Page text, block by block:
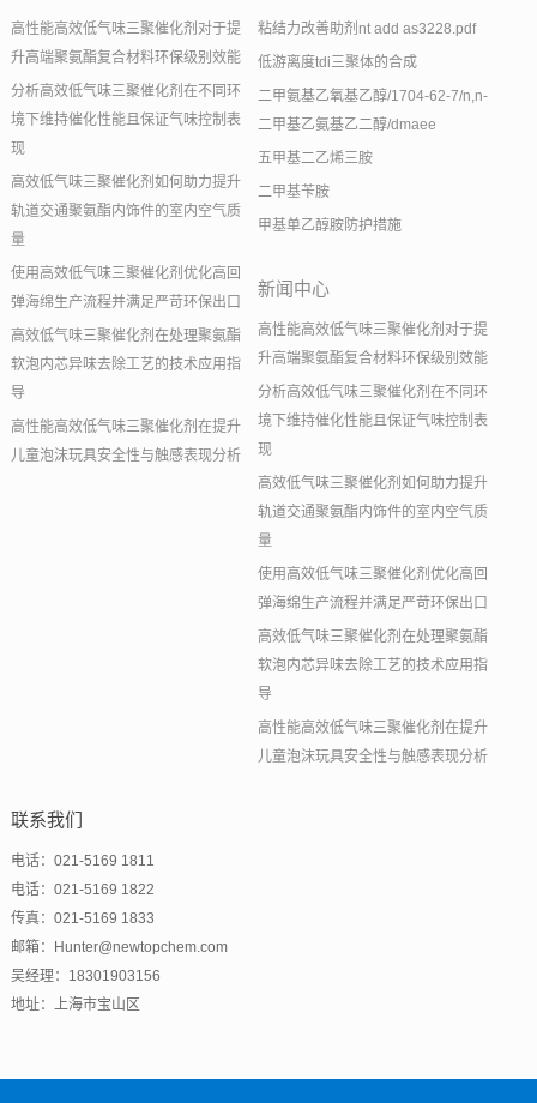
高性能高效低气味三聚催化剂对于提
升高端聚氨酯复合材料环保级别效能
分析高效低气味三聚催化剂在不同环
境下维持催化性能且保证气味控制表
现
高效低气味三聚催化剂如何助力提升
轨道交通聚氨酯内饰件的室内空气质
量
使用高效低气味三聚催化剂优化高回
弹海绵生产流程并满足严苛环保出口
高效低气味三聚催化剂在处理聚氨酯
软泡内芯异味去除工艺的技术应用指
导
高性能高效低气味三聚催化剂在提升
儿童泡沫玩具安全性与触感表现分析
粘结力改善助剂nt add as3228.pdf
低游离度tdi三聚体的合成
二甲氨基乙氧基乙醇/1704-62-7/n,n-
二甲基乙氨基乙二醇/dmaee
五甲基二乙烯三胺
二甲基苄胺
甲基单乙醇胺防护措施
新闻中心
高性能高效低气味三聚催化剂对于提
升高端聚氨酯复合材料环保级别效能
分析高效低气味三聚催化剂在不同环
境下维持催化性能且保证气味控制表
现
高效低气味三聚催化剂如何助力提升
轨道交通聚氨酯内饰件的室内空气质
量
使用高效低气味三聚催化剂优化高回
弹海绵生产流程并满足严苛环保出口
高效低气味三聚催化剂在处理聚氨酯
软泡内芯异味去除工艺的技术应用指
导
高性能高效低气味三聚催化剂在提升
儿童泡沫玩具安全性与触感表现分析
联系我们
电话：021-5169 1811
电话：021-5169 1822
传真：021-5169 1833
邮箱：Hunter@newtopchem.com
吴经理：18301903156
地址：上海市宝山区